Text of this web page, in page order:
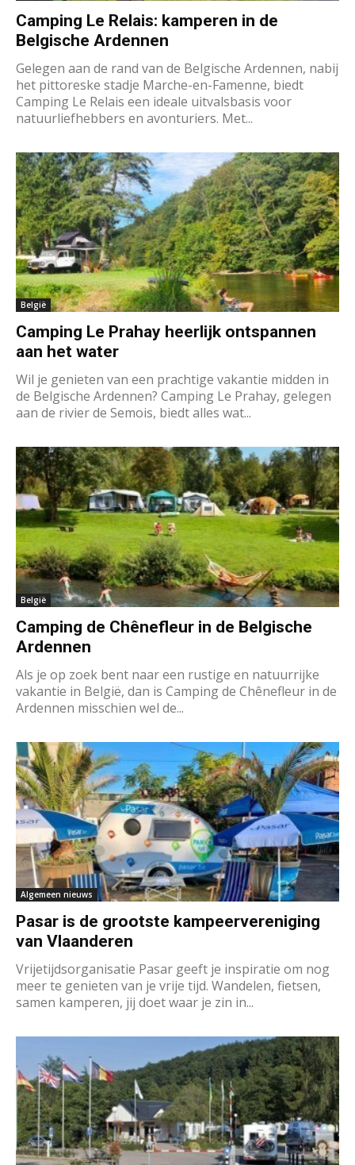
Camping Le Relais: kamperen in de
Belgische Ardennen
Gelegen aan de rand van de Belgische Ardennen, nabij
het pittoreske stadje Marche-en-Famenne, biedt
Camping Le Relais een ideale uitvalsbasis voor
natuurliefhebbers en avonturiers. Met...
België
Camping Le Prahay heerlijk ontspannen
aan het water
Wil je genieten van een prachtige vakantie midden in
de Belgische Ardennen? Camping Le Prahay, gelegen
aan de rivier de Semois, biedt alles wat...
België
Camping de Chênefleur in de Belgische
Ardennen
Als je op zoek bent naar een rustige en natuurrijke
vakantie in België, dan is Camping de Chênefleur in de
Ardennen misschien wel de...
Algemeen nieuws
Pasar is de grootste kampeervereniging
van Vlaanderen
Vrijetijdsorganisatie Pasar geeft je inspiratie om nog
meer te genieten van je vrije tijd. Wandelen, fietsen,
samen kamperen, jij doet waar je zin in...